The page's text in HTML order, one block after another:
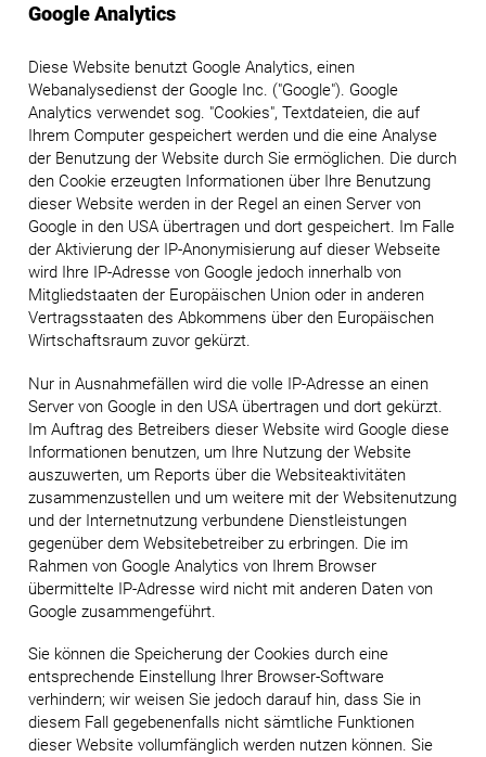
Google Analytics
Diese Website benutzt Google Analytics, einen
Webanalysedienst der Google Inc. ("Google"). Google
Analytics verwendet sog. "Cookies", Textdateien, die auf
Ihrem Computer gespeichert werden und die eine Analyse
der Benutzung der Website durch Sie ermöglichen. Die durch
den Cookie erzeugten Informationen über Ihre Benutzung
dieser Website werden in der Regel an einen Server von
Google in den USA übertragen und dort gespeichert. Im Falle
der Aktivierung der IP-Anonymisierung auf dieser Webseite
wird Ihre IP-Adresse von Google jedoch innerhalb von
Mitgliedstaaten der Europäischen Union oder in anderen
Vertragsstaaten des Abkommens über den Europäischen
Wirtschaftsraum zuvor gekürzt.
Nur in Ausnahmefällen wird die volle IP-Adresse an einen
Server von Google in den USA übertragen und dort gekürzt.
Im Auftrag des Betreibers dieser Website wird Google diese
Informationen benutzen, um Ihre Nutzung der Website
auszuwerten, um Reports über die Websiteaktivitäten
zusammenzustellen und um weitere mit der Websitenutzung
und der Internetnutzung verbundene Dienstleistungen
gegenüber dem Websitebetreiber zu erbringen. Die im
Rahmen von Google Analytics von Ihrem Browser
übermittelte IP-Adresse wird nicht mit anderen Daten von
Google zusammengeführt.
Sie können die Speicherung der Cookies durch eine
entsprechende Einstellung Ihrer Browser-Software
verhindern; wir weisen Sie jedoch darauf hin, dass Sie in
diesem Fall gegebenenfalls nicht sämtliche Funktionen
dieser Website vollumfänglich werden nutzen können. Sie